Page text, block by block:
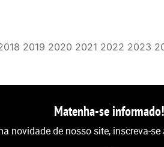
2019 2020 2021 2022 2023
Matenha-se informado!
novidade de nosso site, inscreva-